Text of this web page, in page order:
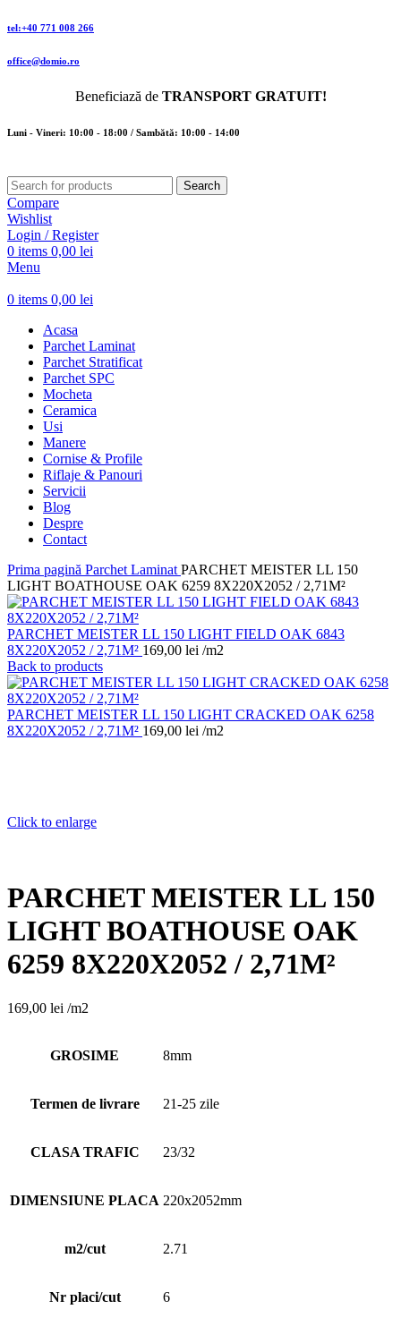
tel:+40 771 008 266
office@domio.ro
Beneficiază de TRANSPORT GRATUIT!
Luni - Vineri: 10:00 - 18:00 / Sambătă: 10:00 - 14:00
Search
Compare
Wishlist
Login / Register
0 items 0,00 lei
Menu
0 items 0,00 lei
Acasa
Parchet Laminat
Parchet Stratificat
Parchet SPC
Mocheta
Ceramica
Usi
Manere
Cornise & Profile
Riflaje & Panouri
Servicii
Blog
Despre
Contact
Prima pagină Parchet Laminat PARCHET MEISTER LL 150
LIGHT BOATHOUSE OAK 6259 8X220X2052 / 2,71M²
PARCHET MEISTER LL 150 LIGHT FIELD OAK 6843
8X220X2052 / 2,71M² 169,00 lei /m2
Back to products
PARCHET MEISTER LL 150 LIGHT CRACKED OAK 6258
8X220X2052 / 2,71M² 169,00 lei /m2
Click to enlarge
PARCHET MEISTER LL 150
LIGHT BOATHOUSE OAK
6259 8X220X2052 / 2,71M²
169,00 lei /m2
GROSIME 8mm
Termen de livrare 21-25 zile
CLASA TRAFIC 23/32
DIMENSIUNE PLACA 220x2052mm
m2/cut 2.71
Nr placi/cut 6